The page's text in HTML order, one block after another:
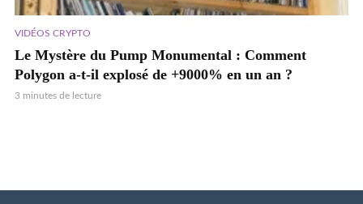
VIDÉOS CRYPTO
Le Mystère du Pump Monumental : Comment
Polygon a-t-il explosé de +9000% en un an ?
3 minutes de lecture